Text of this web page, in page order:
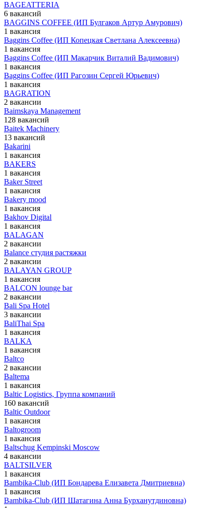
BAGEATTERIA
6 вакансий
BAGGINS COFFEE (ИП Булгаков Артур Амурович)
1 вакансия
Baggins Coffee (ИП Копецкая Светлана Алексеевна)
1 вакансия
Baggins Coffee (ИП Макарчик Виталий Вадимович)
1 вакансия
Baggins Coffee (ИП Рагозин Сергей Юрьевич)
1 вакансия
BAGRATION
2 вакансии
Baimskaya Management
128 вакансий
Baitek Machinery
13 вакансий
Bakarini
1 вакансия
BAKERS
1 вакансия
Baker Street
1 вакансия
Bakery mood
1 вакансия
Bakhov Digital
1 вакансия
BALAGAN
2 вакансии
Balance студия растяжки
2 вакансии
BALAYAN GROUP
1 вакансия
BALCON lounge bar
2 вакансии
Bali Spa Hotel
3 вакансии
BaliThai Spa
1 вакансия
BALKA
1 вакансия
Baltco
2 вакансии
Baltema
1 вакансия
Baltic Logistics, Группа компаний
160 вакансий
Baltic Outdoor
1 вакансия
Baltogroom
1 вакансия
Baltschug Kempinski Moscow
4 вакансии
BALTSILVER
1 вакансия
Bambika-Club (ИП Бондарева Елизавета Дмитриевна)
1 вакансия
Bambika-Club (ИП Шатагина Анна Бурханутдиновна)